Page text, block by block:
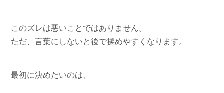
このズレは悪いことではありません。
ただ、言葉にしないと後で揉めやすくなります。
最初に決めたいのは、